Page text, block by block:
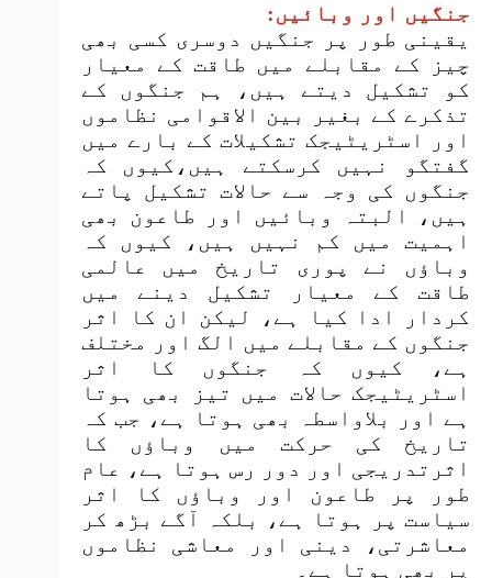
جنگیں اور وبائیں:
یقینی طور پر جنگیں دوسری کسی بھی
چیز کے مقابلے میں طاقت کے معیار
کو تشکیل دیتے ہیں، ہم جنگوں کے
تذکرے کے بغیر بین الاقوامی نظاموں
اور اسٹریٹیجک تشکیلات کے بارے میں
گفتگو نہیں کرسکتے ہیں،کیوں کہ
جنگوں کی وجہ سے حالات تشکیل پاتے
ہیں، البتہ وبائیں اور طاعون بھی
اہمیت میں کم نہیں ہیں، کیوں کہ
وباؤں نے پوری تاریخ میں عالمی
طاقت کے معیار تشکیل دینے میں
کردار ادا کیا ہے، لیکن ان کا اثر
جنگوں کے مقابلے میں الگ اور مختلف
ہے، کیوں کہ جنگوں کا اثر
اسٹریٹیجک حالات میں تیز بھی ہوتا
ہے اور بلاواسطہ بھی ہوتا ہے، جب کہ
تاریخ کی حرکت میں وباؤں کا
اثرتدریجی اور دور رس ہوتا ہے، عام
طور پر طاعون اور وباؤں کا اثر
سیاست پر ہوتا ہے، بلکہ آگے بڑھ کر
معاشرتی، دینی اور معاشی نظاموں
پر بھی ہوتا ہے۔